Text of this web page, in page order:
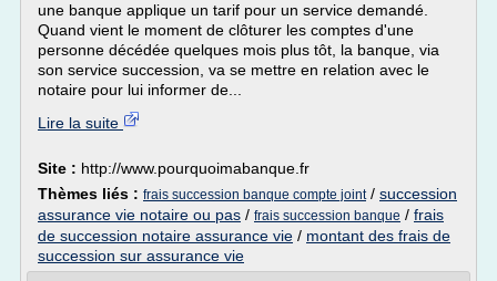
une banque applique un tarif pour un service demandé.
Quand vient le moment de clôturer les comptes d'une
personne décédée quelques mois plus tôt, la banque, via
son service succession, va se mettre en relation avec le
notaire pour lui informer de...
Lire la suite
Site : http://www.pourquoimabanque.fr
Thèmes liés : frais succession banque compte joint/ succession
assurance vie notaire ou pas / frais succession banque / frais
de succession notaire assurance vie / montant des frais de
succession sur assurance vie